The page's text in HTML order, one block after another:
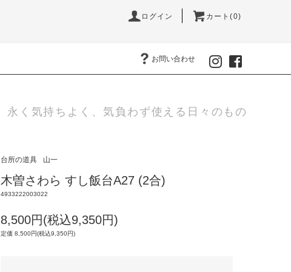
ログイン カート(0)
お問い合わせ
永く気持ちよく、気負わず使える日々のもの
台所の道具 山一
木曽さわら すし飯台A27 (2合)
4933222003022
8,500円(税込9,350円)
定価 8,500円(税込9,350円)